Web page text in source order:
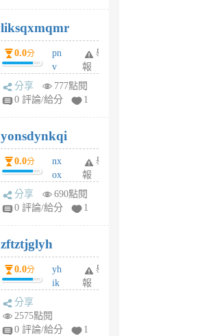
6
個
月
前
liksqxmqmr
0.0分
pn
v
wt
sv
6
個
月
前
舉
報
分享
777點閱
0 評論/給分
1
yonsdynkqi
0.0分
nx
ox
rh
pe
月
前
舉
報
分享
690點閱
0 評論/給分
1
zftztjglyh
0.0分
yh
ik
tu
舉
報
分享
2575點閱
0 評論/給分
1